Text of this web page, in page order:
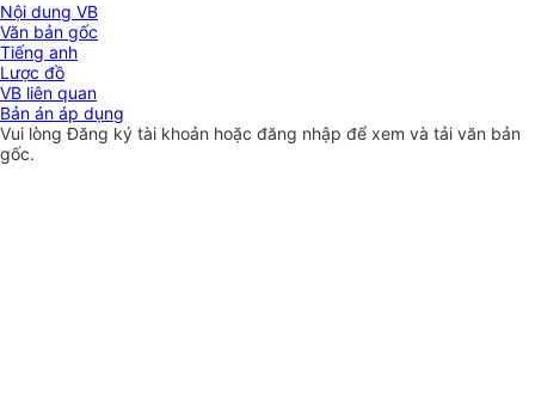
Nội dung VB
Văn bản gốc
Tiếng anh
Lược đồ
VB liên quan
Bản án áp dụng
Vui lòngĐăng ký tài khoản hoặc đăng nhập để xem và tải văn bản
gốc.